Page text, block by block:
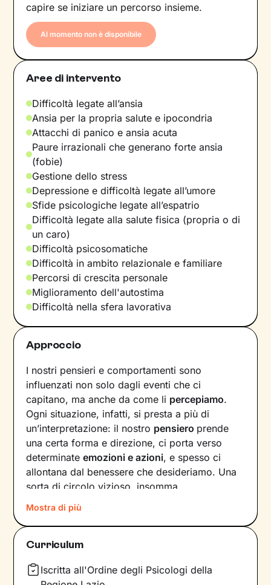
capire se iniziare un percorso insieme.
Al momento non è disponibile
Aree di intervento
Difficoltà legate all’ansia
Ansia per la propria salute e ipocondria
Attacchi di panico e ansia acuta
Paure irrazionali che generano forte ansia
(fobie)
Gestione dello stress
Depressione e difficoltà legate all’umore
Sfide psicologiche legate all’espatrio
Difficoltà legate alla salute fisica (propria o di
un caro)
Difficoltà psicosomatiche
Difficoltà in ambito relazionale e familiare
Percorsi di crescita personale
Miglioramento dell'autostima
Difficoltà nella sfera lavorativa
Approccio
I nostri pensieri e comportamenti sono
influenzati non solo dagli eventi che ci
capitano, ma anche da come li percepiamo.
Ogni situazione, infatti, si presta a più di
un’interpretazione: il nostro pensiero prende
una certa forma e direzione, ci porta verso
determinateemozioni e azioni, e spesso ci
allontana dal benessere che desideriamo. Una
sorta di circolo vizioso, insomma.
Si può interrompere questo circuito,
innescando uncambiamento che porti a una
maggiore serenità
comportamenti che lo generano.
Mostra di più
Curriculum
Iscritta all'Ordine degli Psicologi della